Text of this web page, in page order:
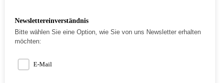
Newslettereinverständnis
Bitte wählen Sie eine Option, wie Sie von uns Newsletter erhalten
möchten:
E-Mail